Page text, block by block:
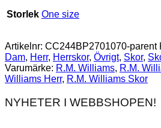
Storlek One size
Artikelnr: CC244BP2701070-parent
Dam, Herr, Herrskor, Övrigt, Skor,
Varumärke: R.M. Williams, R.M.
Williams Herr, R.M. Williams Skor
NYHETER I WEBBSHOPEN!